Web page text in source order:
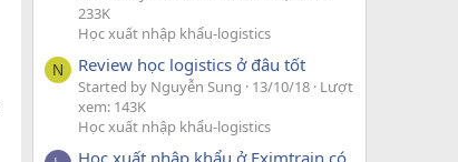
233K
Học xuất nhập khẩu-logistics
N Review học logistics ở đâu tốt
Started by Nguyễn Sung 13/10/18 Lượt
xem: 143K
Học xuất nhập khẩu-logistics